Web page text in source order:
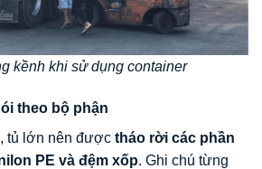
kềnh khi sử dụng container
theo bộ phận
tủ lớn nên được tháo rời các phần
PE và đệm xốp. Ghi chú từng